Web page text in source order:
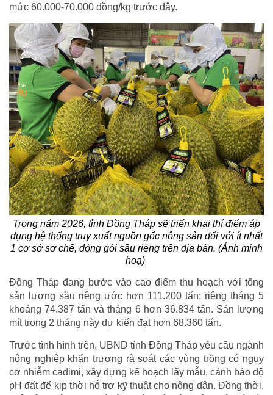
mức 60.000-70.000 đồng/kg trước đây.
Trong năm 2026, tỉnh Đồng Tháp sẽ triển khai thí điểm áp
dụng hệ thống truy xuất nguồn gốc nông sản đối với ít nhất
1 cơ sở sơ chế, đóng gói sầu riêng trên địa bàn. (Ảnh minh
hoạ)
Đồng Tháp đang bước vào cao điểm thu hoạch với tổng
sản lượng sầu riêng ước hơn 111.200 tấn; riêng tháng 5
khoảng 74.387 tấn và tháng 6 hơn 36.834 tấn. Sản lượng
mít trong 2 tháng này dự kiến đạt hơn 68.360 tấn.
Trước tình hình trên, UBND tỉnh Đồng Tháp yêu cầu ngành
nông nghiệp khẩn trương rà soát các vùng trồng có nguy
cơ nhiễm cadimi, xây dựng kế hoạch lấy mẫu, cảnh báo độ
pH đất để kịp thời hỗ trợ kỹ thuật cho nông dân. Đồng thời,